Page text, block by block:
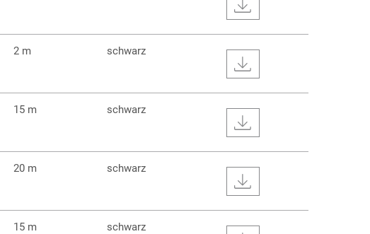
2 m schwarz
15 m schwarz
20 m schwarz
15 m schwarz